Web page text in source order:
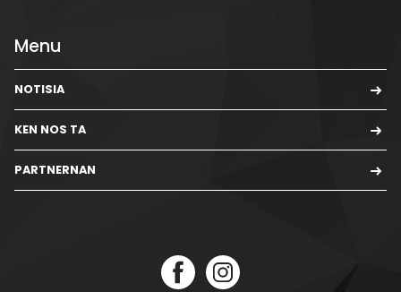
Menu
NOTISIA
KEN NOS TA
PARTNERNAN